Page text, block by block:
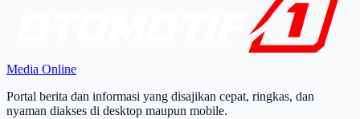
Media Online
Portal berita dan informasi yang disajikan cepat, ringkas, dan
nyaman diakses di desktop maupun mobile.